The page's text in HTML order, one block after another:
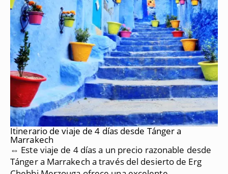
Itinerario de viaje de 4 días desde Tánger a
Marrakech
⇔ Este viaje de 4 días a un precio razonable desde
Tánger a Marrakech a través del desierto de Erg